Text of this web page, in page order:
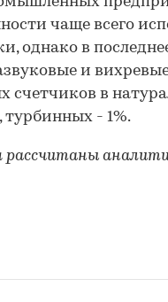
чаще всего
однако в
и
счетчиков в
турбинных - 1%.
рассчитаны